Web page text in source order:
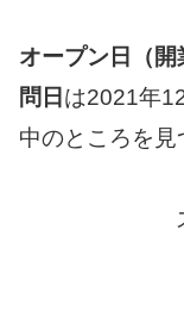
オープン日（開
問日 は2021年
中のところを見